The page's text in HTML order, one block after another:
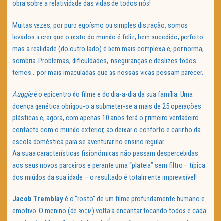
obra sobre a relatividade das vidas de todos nós!
Muitas vezes, por puro egoísmo ou simples distração, somos
levados a crer que o resto do mundo é feliz, bem sucedido, perfeito
mas a realidade (do outro lado) é bem mais complexa e, por norma,
sombria. Problemas, dificuldades, inseguranças e deslizes todos
temos… por mais imaculadas que as nossas vidas possam parecer.
Auggieé o epicentro do filme e do dia-a-dia da sua família. Uma
doença genética obrigou-o a submeter-se a mais de 25 operações
plásticas e, agora, com apenas 10 anos terá o primeiro verdadeiro
contacto com o mundo exterior, ao deixar o conforto e carinho da
escola doméstica para se aventurar no ensino regular.
Aa suaa características fisionómicas não passam despercebidas
aos seus novos parceiros e perante uma “plateia” sem filtro – típica
dos miúdos da sua idade – o resultado é totalmente imprevisível!
Jacob Tremblayé o “rosto” de um filme profundamente humano e
emotivo. O menino (de ROOM) volta a encantar tocando todos e cada